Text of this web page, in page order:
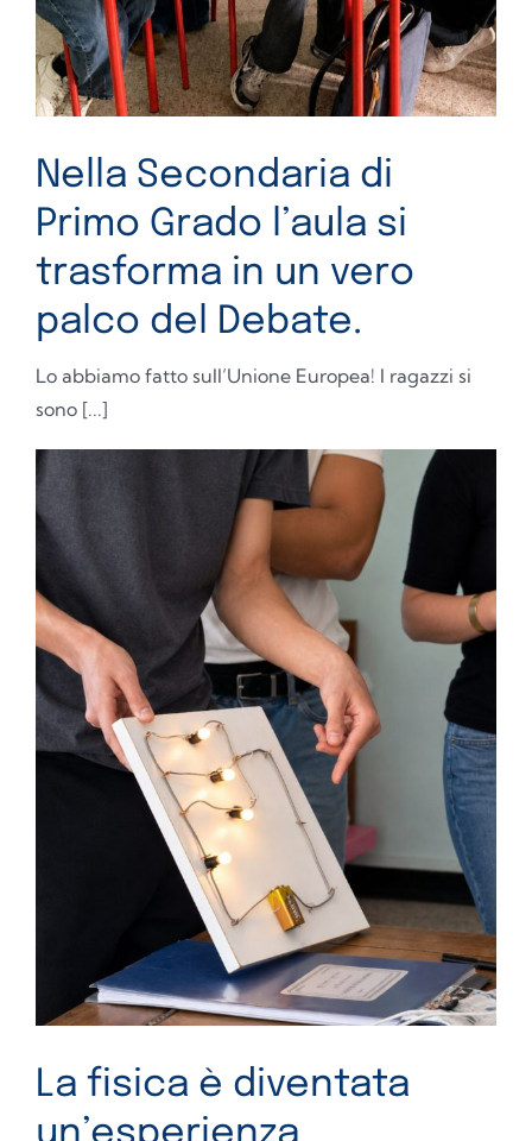
Nella Secondaria di
Primo Grado l’aula si
trasforma in un vero
palco del Debate.
Lo abbiamo fatto sull’Unione Europea! I ragazzi si
sono [...]
La fisica è diventata